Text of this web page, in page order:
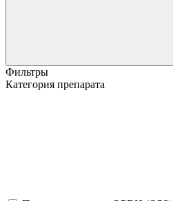
Фильтры
Категория препарата